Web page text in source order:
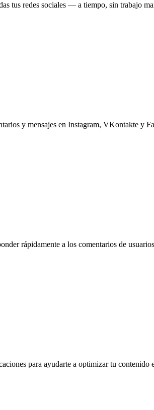
tus redes sociales — a tiempo, sin trabajo
y mensajes en Instagram, VKontakte y
rápidamente a los comentarios de
para ayudarte a optimizar tu contenido